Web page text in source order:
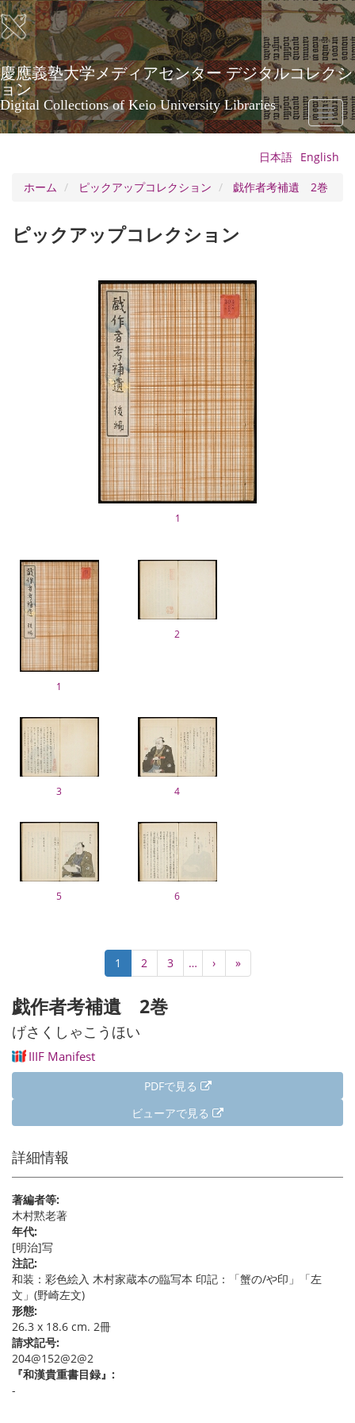
メ
イ
ン
コ
ン
テ
ン
ツ
に
慶應義塾大学メディアセンター デジタルコレクシ
ョン
Digital Collections of Keio University Libraries
Toggle
日本語 English
ホーム
ピックアップコレクション 戯作者考補遺 2巻
ピックアップコレクション
1
1
2
3 4
5 6
送
り
カ
レ
ン
ト
ペ
ー
1 Page
2 Page
3 …
次
ペ
›
最
終
»
戯作者考補遺 2巻
げさくしゃこうほい
IIIF Manifest
PDFで見る
ビューアで見る
詳細情報
著編者等:
木村黙老著
年代:
[明治]写
注記:
和装：彩色絵入 木村家蔵本の臨写本 印記：「蟹の/や印」「左
文」(野崎左文)
形態:
26.3 x 18.6 cm. 2冊
請求記号:
204@152@2@2
『和漢貴重書目録』:
-